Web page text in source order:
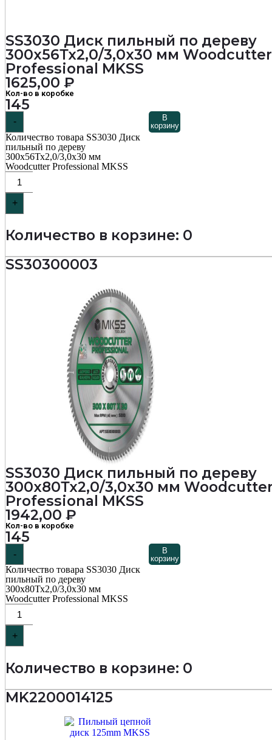
SS3030 Диск пильный по дереву
300х56Тх2,0/3,0х30 мм Woodcutter
Professional MKSS
1625,00 ₽
Кол-во в коробке
145
-
Количество товара SS3030 Диск
пильный по дереву
300х56Тх2,0/3,0х30 мм
Woodcutter Professional MKSS
+
В
корзину
Количество в корзине: 0
SS30300003
SS3030 Диск пильный по дереву
300х80Тх2,0/3,0х30 мм
Professional MKSS
1942,00 ₽
Кол-во в коробке
145
-
Количество товара SS3030 Диск
пильный по дереву
300х80Тх2,0/3,0х30 мм
Woodcutter Professional MKSS
+
В
корзину
Количество в корзине: 0
MK2200014125